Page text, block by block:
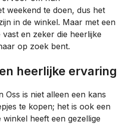
weekend te doen, dus het
in de winkel. Maar met een
vast en zeker die heerlijke
op zoek bent.
heerlijke ervaring
Oss is niet alleen een kans
te kopen; het is ook een
heeft een gezellige